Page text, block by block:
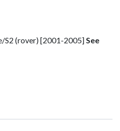
S2 (rover) [2001-2005]See